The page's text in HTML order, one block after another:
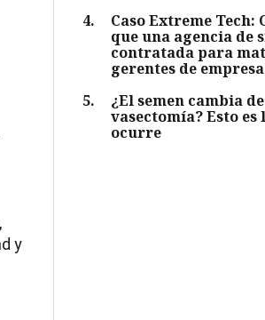
y
4.
Caso Extreme Tech:
que una agencia de
contratada para
gerentes de
5.
¿El semen cambia
vasectomía? Esto
ocurre